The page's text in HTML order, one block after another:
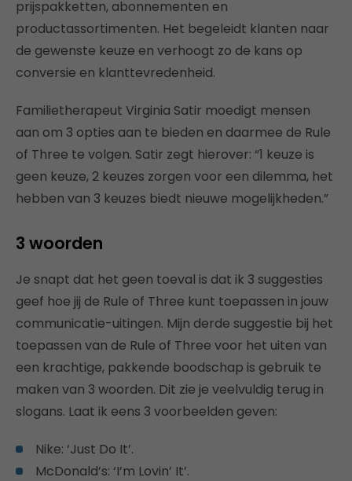
prijspakketten, abonnementen en
productassortimenten. Het begeleidt klanten naar
de gewenste keuze en verhoogt zo de kans op
conversie en klanttevredenheid.
Familietherapeut Virginia Satir moedigt mensen
aan om 3 opties aan te bieden en daarmee de Rule
of Three te volgen. Satir zegt hierover: “1 keuze is
geen keuze, 2 keuzes zorgen voor een dilemma, het
hebben van 3 keuzes biedt nieuwe mogelijkheden.”
3 woorden
Je snapt dat het geen toeval is dat ik 3 suggesties
geef hoe jij de Rule of Three kunt toepassen in jouw
communicatie-uitingen. Mijn derde suggestie bij het
toepassen van de Rule of Three voor het uiten van
een krachtige, pakkende boodschap is gebruik te
maken van 3 woorden. Dit zie je veelvuldig terug in
slogans. Laat ik eens 3 voorbeelden geven:
Nike: ‘Just Do It’.
McDonald’s: ‘I’m Lovin’ It’.